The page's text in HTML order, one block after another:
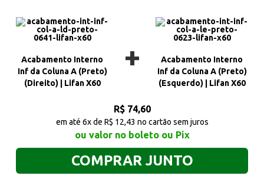
Acabamento Interno
Inf da Coluna A (Preto)
(Direito) | Lifan X60
+
Acabamento Interno
Inf da Coluna A (Preto)
(Esquerdo) | Lifan X60
R$ 74,60
em até 6x de R$ 12,43 no cartão sem juros
ou valor no boleto ou Pix
COMPRAR JUNTO